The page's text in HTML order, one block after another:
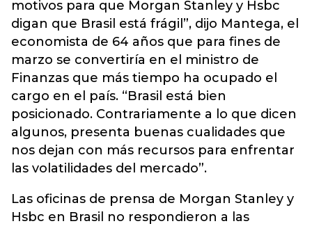
motivos para que Morgan Stanley y Hsbc
digan que Brasil está frágil”, dijo Mantega, el
economista de 64 años que para fines de
marzo se convertiría en el ministro de
Finanzas que más tiempo ha ocupado el
cargo en el país. “Brasil está bien
posicionado. Contrariamente a lo que dicen
algunos, presenta buenas cualidades que
nos dejan con más recursos para enfrentar
las volatilidades del mercado”.
Las oficinas de prensa de Morgan Stanley y
Hsbc en Brasil no respondieron a las